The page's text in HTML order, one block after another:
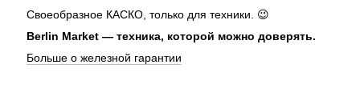
Своеобразное КАСКО, только для техники. 😉
Berlin Market — техника, которой можно доверять.
Больше о железной гарантии